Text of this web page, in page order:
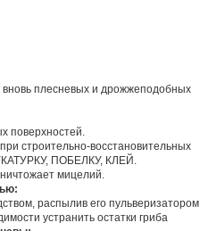
плесневых и дрожжеподобных
поверхностей.
строительно-восстановительных
ПОБЕЛКУ, КЛЕЙ.
мицелий.
распылив его пульверизатором
устранить остатки гриба